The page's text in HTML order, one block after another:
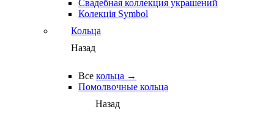
Свадебная коллекция украшений
Колекція Symbol
Кольца
Назад
Все кольца →
Помолвочные кольца
Назад